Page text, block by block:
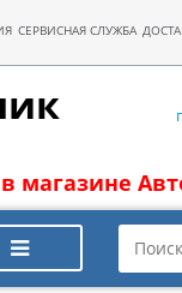
СЕРВИСНАЯ СЛУЖБА
в магазине